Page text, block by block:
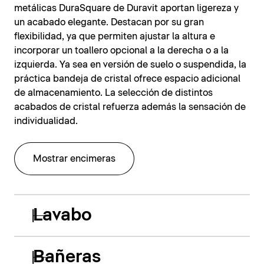
metálicas DuraSquare de Duravit aportan ligereza y
un acabado elegante. Destacan por su gran
flexibilidad, ya que permiten ajustar la altura e
incorporar un toallero opcional a la derecha o a la
izquierda. Ya sea en versión de suelo o suspendida, la
práctica bandeja de cristal ofrece espacio adicional
de almacenamiento. La selección de distintos
acabados de cristal refuerza además la sensación de
individualidad.
Mostrar encimeras
Lavabo
Bañeras